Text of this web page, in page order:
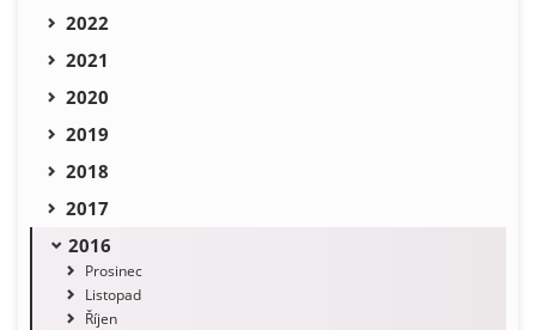
2022
2021
2020
2019
2018
2017
2016
Prosinec
Listopad
Říjen